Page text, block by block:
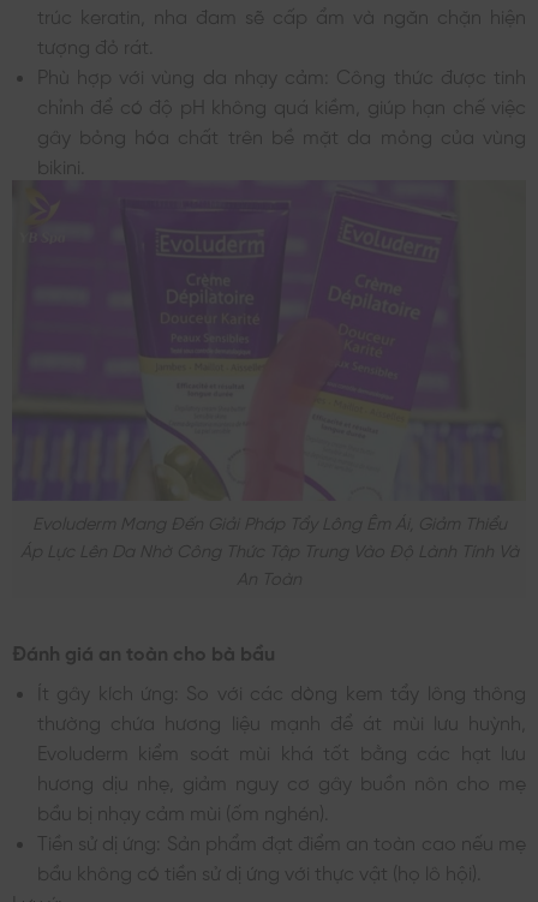
trúc keratin, nha đam sẽ cấp ẩm và ngăn chặn hiện
tượng đỏ rát.
Phù hợp với vùng da nhạy cảm: Công thức được tinh
chỉnh để có độ pH không quá kiềm, giúp hạn chế việc
gây bỏng hóa chất trên bề mặt da mỏng của vùng
bikini.
Evoluderm Mang Đến Giải Pháp Tẩy Lông Êm Ái, Giảm Thiểu
Áp Lực Lên Da Nhờ Công Thức Tập Trung Vào Độ Lành Tính Và
Đánh giá an toàn cho bà bầu
Ít gây kích ứng: So với các dòng kem tẩy lông thông
thường chứa hương liệu mạnh để át mùi lưu huỳnh,
Evoluderm kiểm soát mùi khá tốt bằng các hạt lưu
hương dịu nhẹ, giảm nguy cơ gây buồn nôn cho mẹ
bầu bị nhạy cảm mùi (ốm nghén).
Tiền sử dị ứng: Sản phẩm đạt điểm an toàn cao nếu mẹ
bầu không có tiền sử dị ứng với thực vật (họ lô hội).